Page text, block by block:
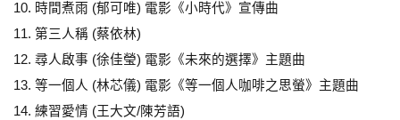
10. 時間煮雨 (郁可唯) 電影《小時代》宣傳曲
11. 第三人稱 (蔡依林)
12. 尋人啟事 (徐佳瑩) 電影《未來的選擇》主題曲
13. 等一個人 (林芯儀) 電影《等一個人咖啡之思螢》主題曲
14. 練習愛情 (王大文/陳芳語)